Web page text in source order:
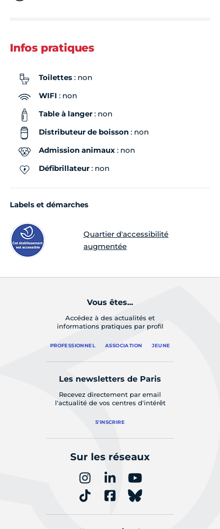
Infos pratiques
Toilettes : non
WIFI : non
Table à langer: non
Distributeur de boisson : non
Admission animaux : non
Défibrillateur: non
Labels et démarches
Quartier d'accessibilité
augmentée
Vous êtes...
Accédez à des actualités et
informations pratiques par profil
PROFESSIONNEL ASSOCIATION JEUNE
Les newsletters de Paris
Recevez directement par email
l'actualité de vos centres d'intérêt
S'INSCRIRE
Sur les réseaux